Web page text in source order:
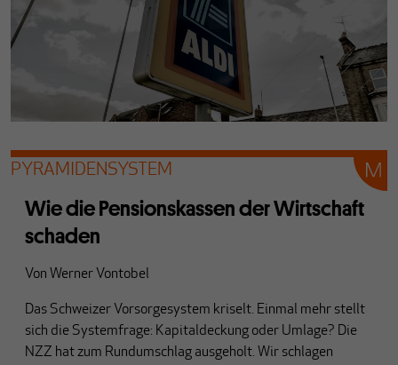
PYRAMIDENSYSTEM
Wie die Pensionskassen der Wirtschaft
schaden
Von Werner Vontobel
Das Schweizer Vorsorgesystem kriselt. Einmal mehr stellt
sich die Systemfrage: Kapitaldeckung oder Umlage? Die
NZZ hat zum Rundumschlag ausgeholt. Wir schlagen